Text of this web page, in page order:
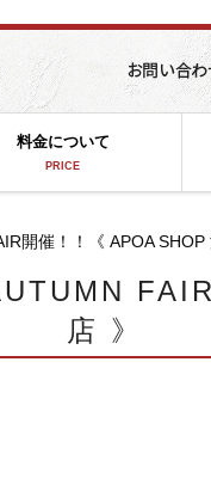
料金について
PRICE
開催！！《 APOA SHOP
店 》